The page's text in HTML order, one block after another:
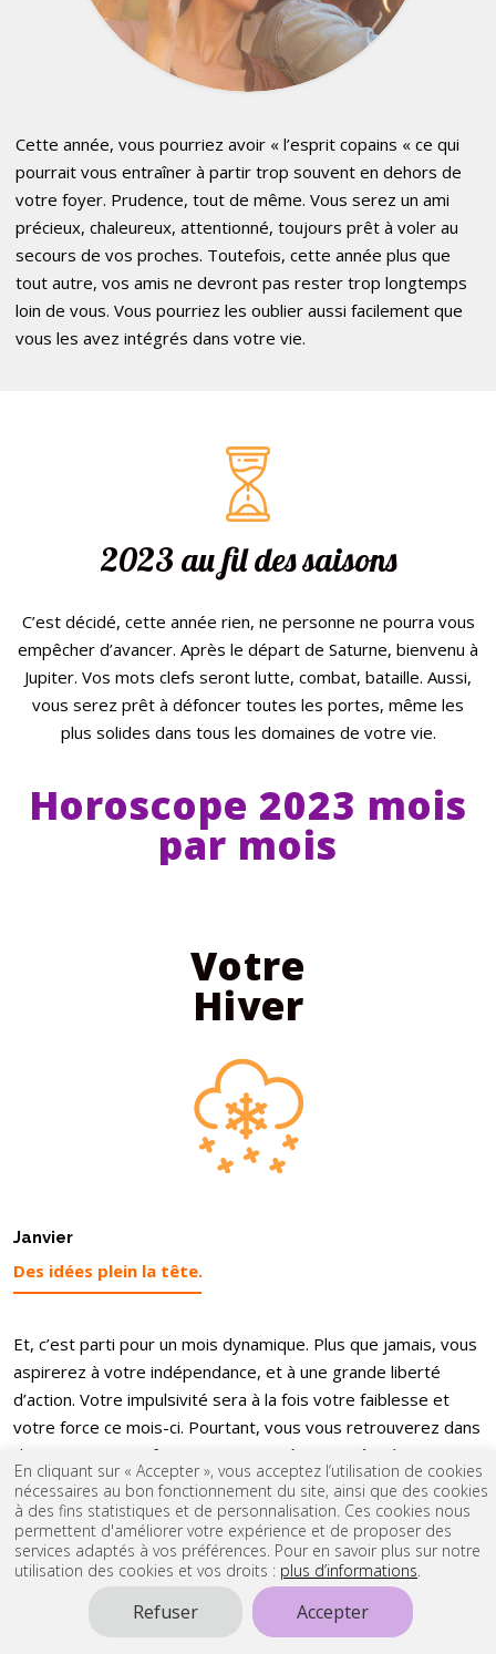
Cette année, vous pourriez avoir « l’esprit copains « ce qui
pourrait vous entraîner à partir trop souvent en dehors de
votre foyer. Prudence, tout de même. Vous serez un ami
précieux, chaleureux, attentionné, toujours prêt à voler au
secours de vos proches. Toutefois, cette année plus que
tout autre, vos amis ne devront pas rester trop longtemps
loin de vous. Vous pourriez les oublier aussi facilement que
vous les avez intégrés dans votre vie.
2023 au fil des saisons
C’est décidé, cette année rien, ne personne ne pourra vous
empêcher d’avancer. Après le départ de Saturne, bienvenu à
Jupiter. Vos mots clefs seront lutte, combat, bataille. Aussi,
vous serez prêt à défoncer toutes les portes, même les
plus solides dans tous les domaines de votre vie.
Horoscope 2023 mois
par mois
Votre
Hiver
Janvier
Des idées plein la tête.
Et, c’est parti pour un mois dynamique. Plus que jamais, vous
aspirerez à votre indépendance, et à une grande liberté
d’action. Votre impulsivité sera à la fois votre faiblesse et
votre force ce mois-ci. Pourtant, vous vous retrouverez dans
des situations confuses, que vous gérerez grâce à votre
entêtement. Heureusement, Jupiter vous aidera à rencontrer
des personnes qui croient en vous, et qui seront prêtes à
vous suivre.
En cliquant sur « Accepter », vous acceptez l’utilisation de cookies
nécessaires au bon fonctionnement du site, ainsi que des cookies
à des fins statistiques et de personnalisation. Ces cookies nous
permettent d'améliorer votre expérience et de proposer des
services adaptés à vos préférences. Pour en savoir plus sur notre
utilisation des cookies et vos droits : plus d’informations.
Refuser Accepter